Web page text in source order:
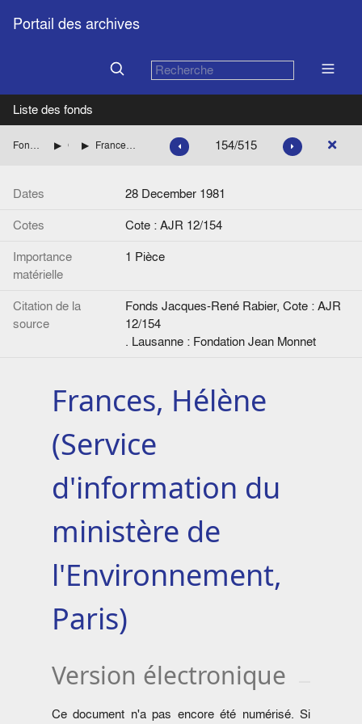
Portail des archives
Liste des fonds
Fonds Jacques-René Rabier Correspondance Frances, Hélène (Service d'information du ministère de l'Environnement, Paris) 154/515
Dates
28 December 1981
Cotes
Cote : AJR 12/154
Importance
matérielle
1 Pièce
Citation de la
source
Fonds Jacques-René Rabier, Cote : AJR
12/154
. Lausanne : Fondation Jean Monnet
Frances, Hélène
(Service
d'information du
ministère de
l'Environnement,
Paris)
Version électronique
Ce document n'a pas encore été numérisé. Si